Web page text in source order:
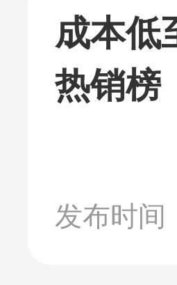
成本低
热销榜
发布时间